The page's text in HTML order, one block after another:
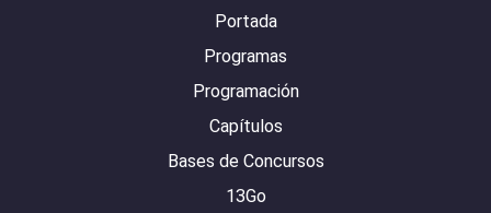
Portada
Programas
Programación
Capítulos
Bases de Concursos
13Go